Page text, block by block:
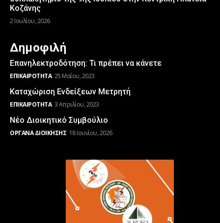
Κοζάνης
2 Ιουλίου, 2026
Δημοφιλή
Επανηλεκτροδότηση: Τι πρέπει να κάνετε
ΕΠΙΚΑΙΡΌΤΗΤΑ 25 Μαΐου, 2023
Καταχώριση Ενδείξεων Μετρητή
ΕΠΙΚΑΙΡΌΤΗΤΑ 3 Απριλίου, 2023
Νέο Διοικητικό Συμβούλιο
ΌΡΓΑΝΑ ΔΙΟΊΚΗΣΗΣ 18 Ιουνίου, 2026